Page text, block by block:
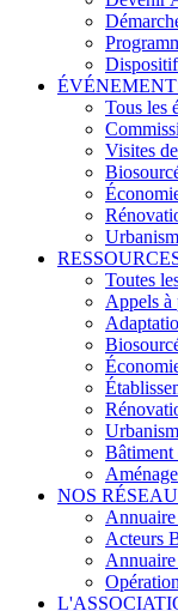
Tous les
Visites
Toutes
Appels à
Bâtiment
NOS
Acteurs